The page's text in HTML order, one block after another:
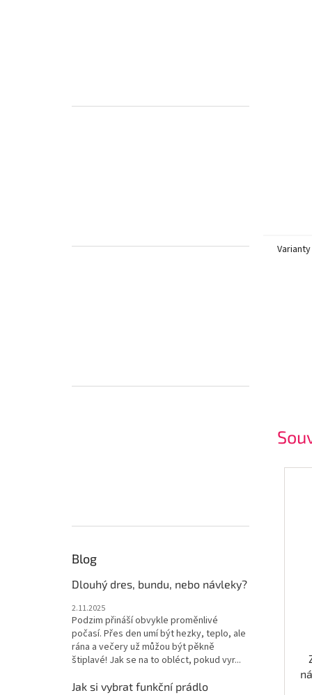
Blog
Dlouhý dres, bundu, nebo návleky?
2.11.2025
Podzim přináší obvykle proměnlivé
počasí. Přes den umí být hezky, teplo, ale
rána a večery už můžou být pěkně
štiplavé! Jak se na to obléct, pokud vyr...
Jak si vybrat funkční prádlo
Varianty